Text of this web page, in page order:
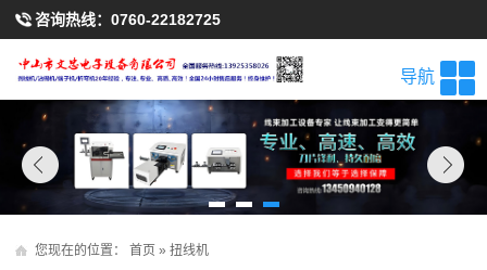
咨询热线： 0760-22182725
导航
您现在的位置： 首页 » 扭线机